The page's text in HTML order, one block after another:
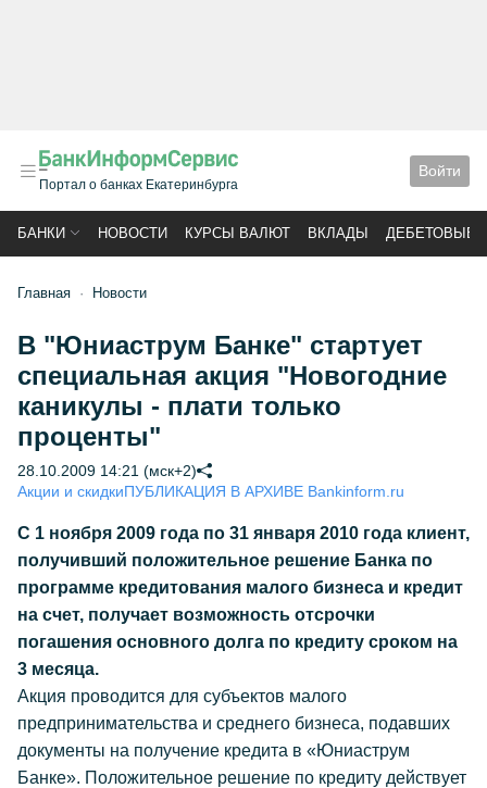
Портал о банках Екатеринбурга
Войти
БАНКИ НОВОСТИ КУРСЫ ВАЛЮТ ВКЛАДЫ ДЕБЕТОВЫЕ
Главная Новости
В "Юниаструм Банке" стартует
специальная акция "Новогодние
каникулы - плати только
проценты"
28.10.2009 14:21 (мск+2)
Акции и скидкиПУБЛИКАЦИЯ В АРХИВЕ Bankinform.ru
С 1 ноября 2009 года по 31 января 2010 года клиент,
получивший положительное решение Банка по
программе кредитования малого бизнеса и кредит
на счет, получает возможность отсрочки
погашения основного долга по кредиту сроком на
3 месяца.
Акция проводится для субъектов малого
предпринимательства и среднего бизнеса, подавших
документы на получение кредита в «Юниаструм
Банке». Положительное решение по кредиту действует